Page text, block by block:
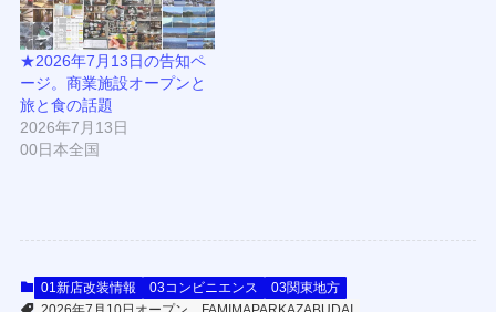
★2026年7月13日の告知ペ
ージ。商業施設オープンと
旅と食の話題
2026年7月13日
00日本全国
01新店改装情報 03コンビニエンス
03関東地方